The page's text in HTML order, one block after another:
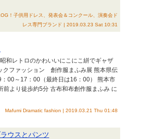
！子供用ドレス、発表会＆コンクール、演奏会ド
レス専門ブランド | 2019.03.23 Sat 10:31
和レトロのかわいいにこにこ絣でギャザ
クファッション 創作服まふみ展 熊本県伝
～17：00（最終日は16：00） 熊本市
より徒歩約5分 古布和布創作服まふみ に
Mafumi Dramatic fashion | 2019.03.21 Thu 01:48
ウスとパンツ